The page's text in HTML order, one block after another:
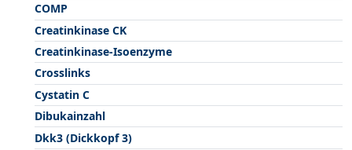
COMP
Creatinkinase CK
Creatinkinase-Isoenzyme
Crosslinks
Cystatin C
Dibukainzahl
Dkk3 (Dickkopf 3)